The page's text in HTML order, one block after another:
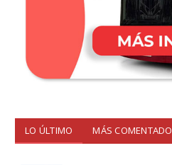
LO ÚLTIMO MÁS COMENTADO